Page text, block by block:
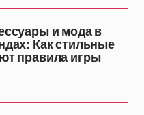
и мода в
Как стильные
правила игры